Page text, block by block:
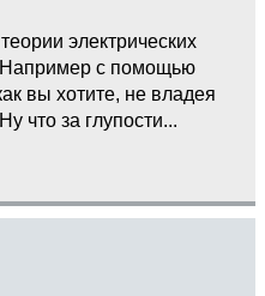
электрических
Например с помощью
вы хотите, не владея
что за глупости...